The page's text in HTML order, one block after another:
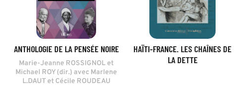
ANTHOLOGIE DE LA PENSÉE NOIRE
Marie-Jeanne ROSSIGNOL et
Michael ROY (dir.) avec Marlene
L.DAUT et Cécile ROUDEAU
HAÏTI-FRANCE. LES CHAÎNES DE
LA DETTE